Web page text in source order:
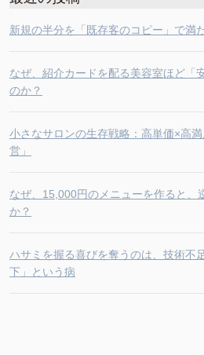
新規の半分を「既存客のコピー」で満
なぜ、紹介カードを配る美容室ほど「
のか？
小さなサロンの生存戦略：高単価×高
営」
なぜ、15,000円のメニューを作ると、
か？
ハサミを握る喜びを奪うのは、技術不
下」という病